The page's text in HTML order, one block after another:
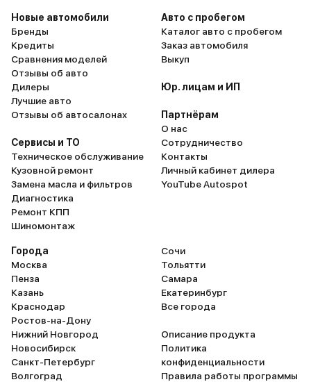
Новые автомобили
Бренды
Кредиты
Сравнения моделей
Отзывы об авто
Дилеры
Лучшие авто
Отзывы об автосалонах
Сервисы и ТО
Техническое обслуживание
Кузовной ремонт
Замена масла и фильтров
Диагностика
Ремонт КПП
Шиномонтаж
Авто с пробегом
Каталог авто с пробегом
Заказ автомобиля
Выкуп
Юр. лицам и ИП
Партнёрам
О нас
Сотрудничество
Контакты
Личный кабинет дилера
YouTube Autospot
Города
Москва
Пенза
Казань
Краснодар
Ростов-на-Дону
Нижний Новгород
Новосибирск
Санкт-Петербург
Волгоград
Сочи
Тольятти
Самара
Екатеринбург
Все города
Описание продукта
Политика
конфиденциальности
Правила работы программы